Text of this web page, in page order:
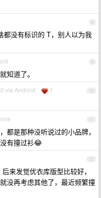
8
都没有标识的 T，别人以为我
9
知道了。
10
via Android 1
11
都是那种没听说过的小品牌，
有撞过衫😂
12
来发觉优衣库版型比较好，
没再考虑其他了，最近频繁撞